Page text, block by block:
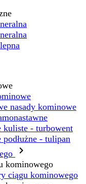
nasady kominowe
kuliste - turbowent
podłużne - tulipan

kominowego
ciągu kominowego